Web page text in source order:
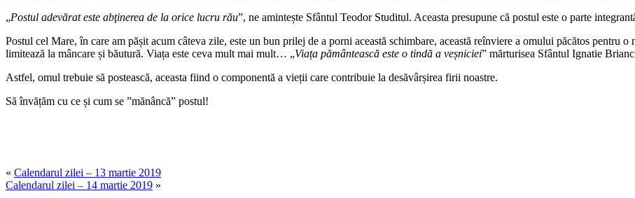
„Postul adevărat este abţinerea de la orice lucru rău”, ne amintește Sfântul Teodor Studitul. Aceasta presupune că postul este o parte
Postul cel Mare, în care am pășit acum câteva zile, este un bun prilej de a porni această schimbare, această reînviere a omului păcătos pentru
limitează la mâncare și băutură. Viața este ceva mult mai mult… „Viața pământească este o tindă a veșniciei” mărturisea Sfântul Ignatie
Astfel, omul trebuie să postească, aceasta fiind o componentă a vieții care contribuie la desăvârșirea firii noastre.
Să învățăm cu ce și cum se ”mănâncă” postul!
« Calendarul zilei – 13 martie 2019
Calendarul zilei – 14 martie 2019 »